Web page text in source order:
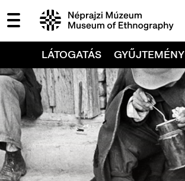
LÁTOGATÁS GYŰJTEMÉNY